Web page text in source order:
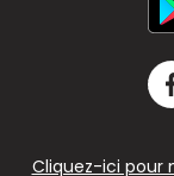
Cliquez-ici pour